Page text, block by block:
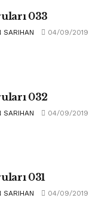
033
SARIHAN 04/09/2019
032
SARIHAN 04/09/2019
031
SARIHAN 04/09/2019